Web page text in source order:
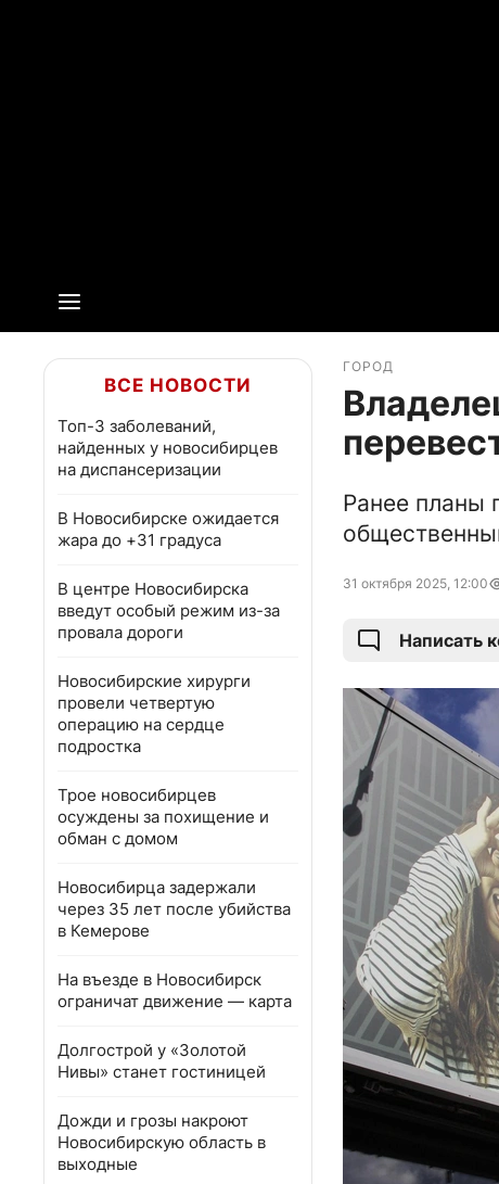
ВСЕ НОВОСТИ
Топ-3 заболеваний,
найденных у новосибирцев
на диспансеризации
В Новосибирске ожидается
жара до +31 градуса
В центре Новосибирска
введут особый режим из-за
провала дороги
Новосибирские хирурги
провели четвертую
операцию на сердце
подростка
Трое новосибирцев
осуждены за похищение и
обман с домом
Новосибирца задержали
через 35 лет после убийства
в Кемерове
На въезде в Новосибирск
ограничат движение — карта
Долгострой у «Золотой
Нивы» станет гостиницей
Дожди и грозы накроют
Новосибирскую область в
выходные
ГОРОД
Ранее планы
31 октября 2025, 12:00
Написать